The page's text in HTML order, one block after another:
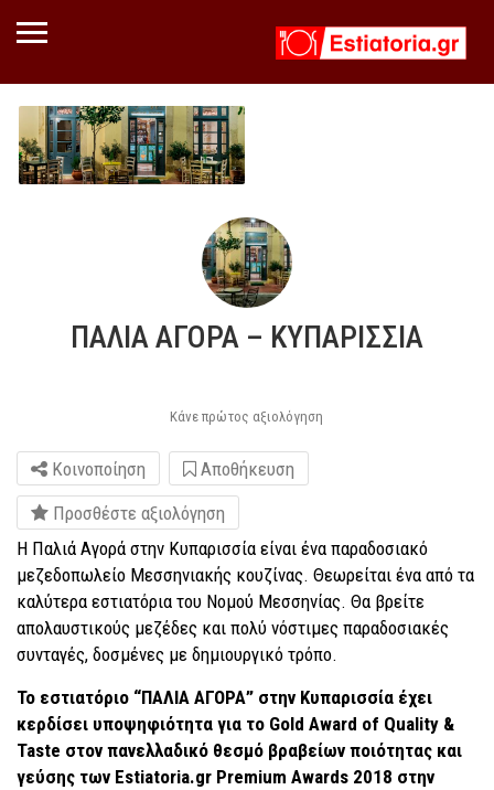
ΠΑΛΙΑ ΑΓΟΡΑ – ΚΥΠΑΡΙΣΣΙΑ
Κάνε πρώτος αξιολόγηση
Κοινοποίηση
Αποθήκευση
Προσθέστε αξιολόγηση
Η Παλιά Αγορά στην Κυπαρισσία είναι ένα παραδοσιακό
μεζεδοπωλείο Μεσσηνιακής κουζίνας. Θεωρείται ένα από τα
καλύτερα εστιατόρια του Νομού Μεσσηνίας. Θα βρείτε
απολαυστικούς μεζέδες και πολύ νόστιμες παραδοσιακές
συνταγές, δοσμένες με δημιουργικό τρόπο.
Το εστιατόριο “ΠΑΛΙΑ ΑΓΟΡΑ” στην Κυπαρισσία έχει
κερδίσει υποψηφιότητα για το Gold Award of Quality &
Taste στον πανελλαδικό θεσμό βραβείων ποιότητας και
γεύσης των Estiatoria.gr Premium Awards 2018 στην